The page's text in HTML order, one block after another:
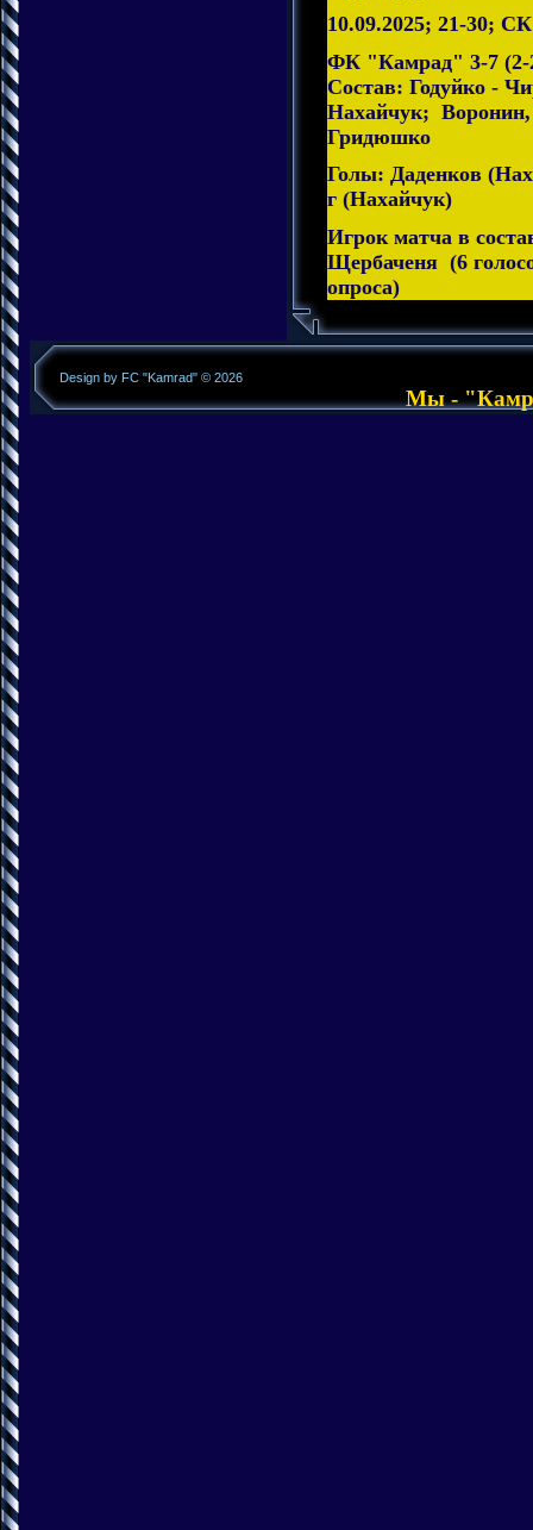
10.09.2025; 21-30;
ФК "Камрад" 3-7 (2-
Состав: Годуйко -
Нахайчук;
Гридюшко
Голы: Даденков
г (Нахайчук)
Игрок матча в
Щербаченя (6
опроса)
Design by FC "Kamrad" © 2026
Мы -